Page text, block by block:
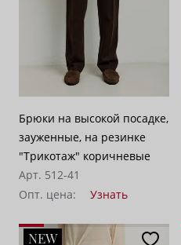
Брюки на высокой посадке,
зауженные, на резинке
"Трикотаж" коричневые
Арт. 512-41
Опт. цена:
Узнать
NEW